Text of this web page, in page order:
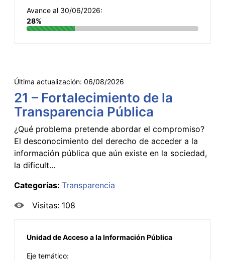
Avance al 30/06/2026:
28%
Última actualización: 06/08/2026
21 – Fortalecimiento de la
Transparencia Pública
¿Qué problema pretende abordar el compromiso?
El desconocimiento del derecho de acceder a la
información pública que aún existe en la sociedad,
la dificult...
Categorías: Transparencia
Visitas: 108
Unidad de Acceso a la Información Pública
Eje temático: